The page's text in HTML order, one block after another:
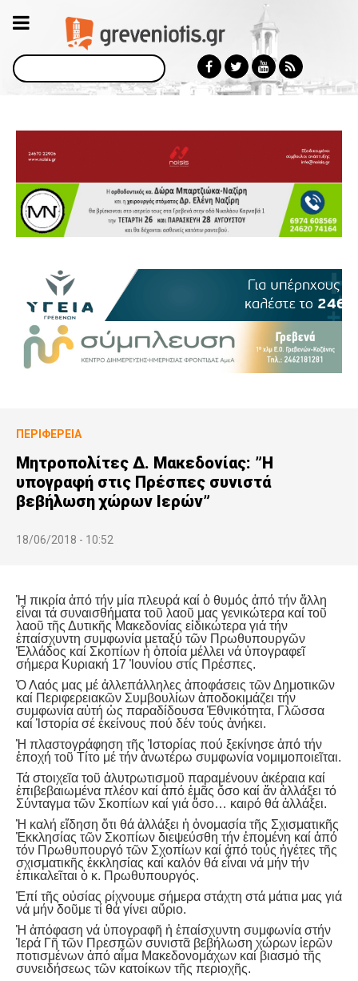
Αναζήτηση
ΠΕΡΙΦΈΡΕΙΑ
Μητροπολίτες Δ. Μακεδονίας: ”Η
υπογραφή στις Πρέσπες συνιστά
βεβήλωση χώρων Ιερών”
18/06/2018 - 10:52
Ἡ πικρία ἀπό τήν μία πλευρά καί ὁ θυμός ἀπό τήν ἄλλη
εἶναι τά συναισθήματα τοῦ λαοῦ μας γενικώτερα καί τοῦ
λαοῦ τῆς Δυτικῆς Μακεδονίας εἰδικώτερα γιά τήν
ἐπαίσχυντη συμφωνία μεταξύ τῶν Πρωθυπουργῶν
Ἑλλάδος καί Σκοπίων ἡ ὁποία μέλλει νά ὑπογραφεῖ
σήμερα Κυριακή 17 Ἰουνίου στίς Πρέσπες.
Ὁ Λαός μας μέ ἀλλεπάλληλες ἀποφάσεις τῶν Δημοτικῶν
καί Περιφερειακῶν Συμβουλίων ἀποδοκιμάζει τήν
συμφωνία αὐτή ὡς παραδίδουσα Ἐθνικότητα, Γλῶσσα
καί Ἱστορία σέ ἐκείνους πού δέν τούς ἀνήκει.
Ἡ πλαστογράφηση τῆς Ἱστορίας πού ξεκίνησε ἀπό τήν
ἐποχή τοῦ Τίτο μέ τήν ἀνωτέρω συμφωνία νομιμοποιεῖται.
Τά στοιχεῖα τοῦ ἀλυτρωτισμοῦ παραμένουν ἀκέραια καί
ἐπιβεβαιωμένα πλέον καί ἀπό ἐμᾶς ὅσο καί ἄν ἀλλάξει τό
Σύνταγμα τῶν Σκοπίων καί γιά ὅσο… καιρό θά ἀλλάξει.
Ἡ καλή εἴδηση ὅτι θά ἀλλάξει ἡ ὀνομασία τῆς Σχισματικῆς
Ἐκκλησίας τῶν Σκοπίων διεψεύσθη τήν ἑπομένη καί ἀπό
τόν Πρωθυπουργό τῶν Σχοπίων καί ἀπό τούς ἡγέτες τῆς
σχισματικῆς ἐκκλησίας καί καλόν θά εἶναι νά μήν τήν
ἐπικαλεῖται ὁ κ. Πρωθυπουργός.
Ἐπί τῆς οὐσίας ρίχνουμε σήμερα στάχτη στά μάτια μας γιά
νά μήν δοῦμε τί θά γίνει αὕριο.
Ἡ ἀπόφαση νά ὑπογραφῆ ἡ ἐπαίσχυντη συμφωνία στήν
Ἱερά Γῆ τῶν Πρεσπῶν συνιστᾶ βεβήλωση χώρων ἱερῶν
ποτισμένων ἀπό αἷμα Μακεδονομάχων καί βιασμό τῆς
συνειδήσεως τῶν κατοίκων τῆς περιοχῆς.